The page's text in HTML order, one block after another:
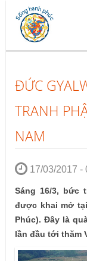
ĐỨC
TRANH
NAM
17/03/2017 -
Sáng 16/3, bức
được khai mở
Phúc). Đây là
lần đầu tới thăm